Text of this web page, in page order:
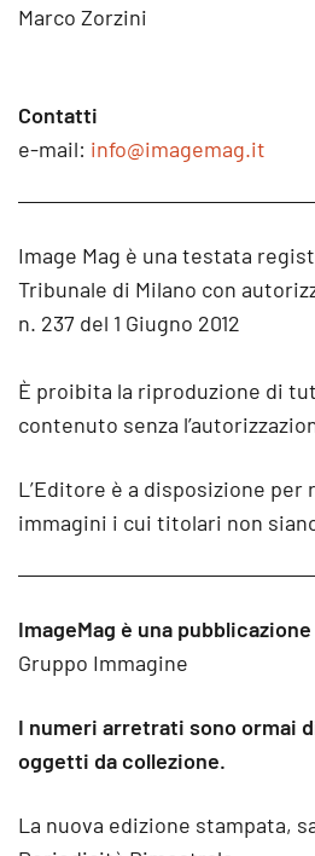
Marco Zorzini
Contatti
e-mail: info@imagemag.it
Image Mag è una testata
Tribunale di Milano con
n. 237 del 1 Giugno 2012
È proibita la riproduzione di
contenuto senza
L’Editore è a disposizione
immagini i cui titolari non
ImageMag è una pubblicazione
Gruppo Immagine
I numeri arretrati sono ormai
oggetti da collezione.
La nuova edizione stampata,